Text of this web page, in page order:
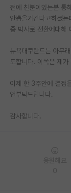
장학금/장학생
학술 정보 게시
커리어
유학교육
반도체 아카데미
전에 친분이있는분 통
안뽑을거같다고하셨
중 박사로 전환에대해
뉴욕대쿠란트는 아무
도합니다. 이쪽은 제
이제 한 3주안에 결정
언부탁드립니다.
감사합니다.